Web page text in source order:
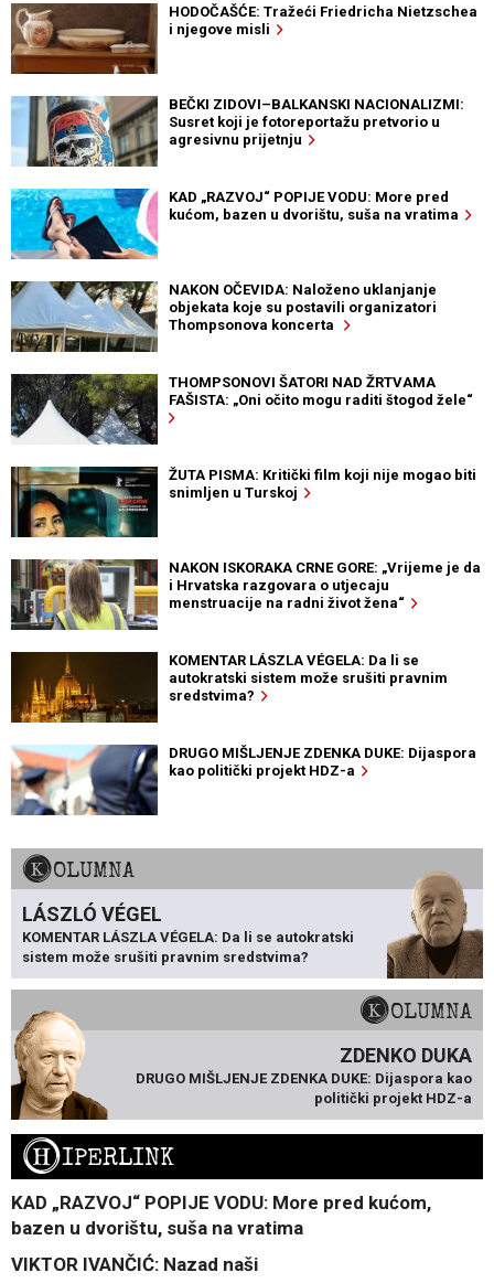
HODOČAŠĆE: Tražeći Friedricha Nietzschea
i njegove misli
BEČKI ZIDOVI–BALKANSKI NACIONALIZMI:
Susret koji je fotoreportažu pretvorio u
agresivnu prijetnju
KAD „RAZVOJ“ POPIJE VODU: More pred
kućom, bazen u dvorištu, suša na vratima
NAKON OČEVIDA: Naloženo uklanjanje
objekata koje su postavili organizatori
Thompsonova koncerta
THOMPSONOVI ŠATORI NAD ŽRTVAMA
FAŠISTA: „Oni očito mogu raditi štogod žele“
ŽUTA PISMA: Kritički film koji nije mogao biti
snimljen u Turskoj
NAKON ISKORAKA CRNE GORE: „Vrijeme je da
i Hrvatska razgovara o utjecaju
menstruacije na radni život žena“
KOMENTAR LÁSZLA VÉGELA: Da li se
autokratski sistem može srušiti pravnim
sredstvima?
DRUGO MIŠLJENJE ZDENKA DUKE: Dijaspora
kao politički projekt HDZ-a
KOLUMNA
LÁSZLÓ VÉGEL
KOMENTAR LÁSZLA VÉGELA: Da li se autokratski
sistem može srušiti pravnim sredstvima?
KOLUMNA
ZDENKO DUKA
DRUGO MIŠLJENJE ZDENKA DUKE: Dijaspora kao
politički projekt HDZ-a
HIPERLINK
KAD „RAZVOJ“ POPIJE VODU: More pred kućom,
bazen u dvorištu, suša na vratima
VIKTOR IVANČIĆ: Nazad naši